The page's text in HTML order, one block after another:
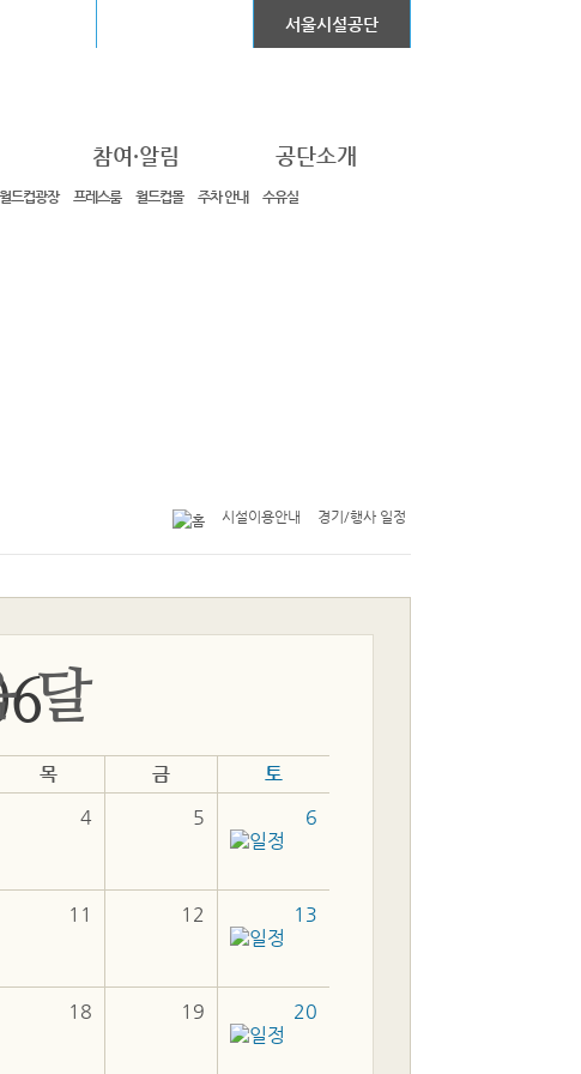
서울시설공단
월드컵광장 프레스룸 월드컵몰 주차 안내 수유실
참여·알림 공단소개
시설이용안내 경기/행사 일정
목 금
토
4 5 6
11 12 13
18 19 20